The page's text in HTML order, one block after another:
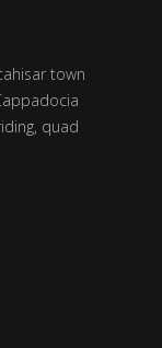
town
quad